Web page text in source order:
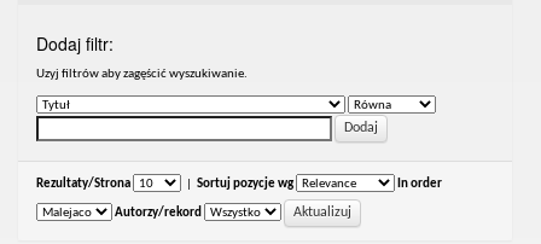
Dodaj filtr:
Uzyj filtrów aby zagęścić wyszukiwanie.
Rezultaty/Strona Sortuj pozycje wg In order
Autorzy/rekord